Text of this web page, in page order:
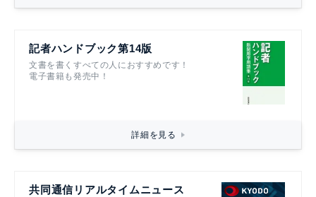
記者ハンドブック第14版
文書を書くすべての人におすすめです！
電子書籍も発売中！
詳細を見る
共同通信リアルタイムニュース